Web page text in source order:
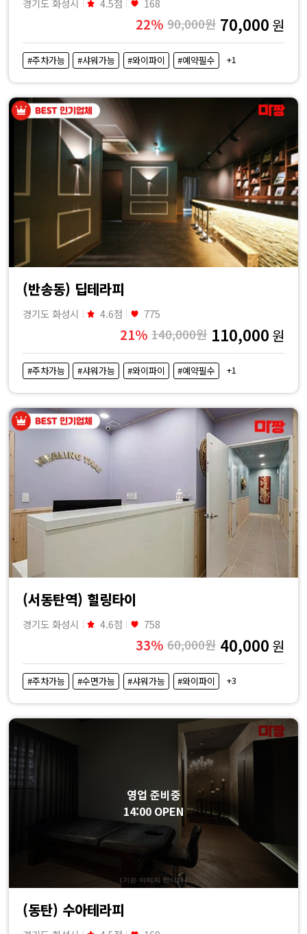
경기도 화성시 4.5점 168
22% 90,000원 70,000 원
#주차가능 #샤워가능 #와이파이 #예약필수 +1
(반송동) 딥테라피
경기도 화성시 4.6점 775
21% 140,000원 110,000 원
#주차가능 #샤워가능 #와이파이 #예약필수 +1
(서동탄역) 힐링타이
경기도 화성시 4.6점 758
33% 60,000원 40,000 원
#주차가능 #수면가능 #샤워가능 #와이파이 +3
영업 준비중
14:00 OPEN
(동탄) 수아테라피